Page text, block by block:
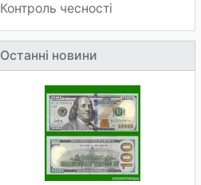
Контроль чесності
Останні новини